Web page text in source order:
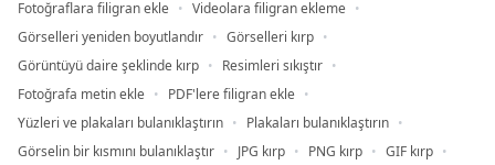
Fotoğraflara filigran ekle
Videolara filigran ekleme
Görselleri yeniden boyutlandır
Görselleri kırp
Görüntüyü daire şeklinde kırp
Resimleri sıkıştır
Fotoğrafa metin ekle
PDF'lere filigran ekle
Yüzleri ve plakaları bulanıklaştırın
Plakaları bulanıklaştırın
Görselin bir kısmını bulanıklaştır
JPG kırp PNG kırp
GIF kırp